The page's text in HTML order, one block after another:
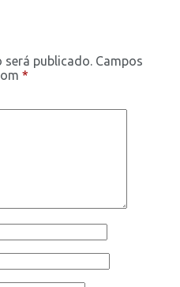
será publicado. Campos
*